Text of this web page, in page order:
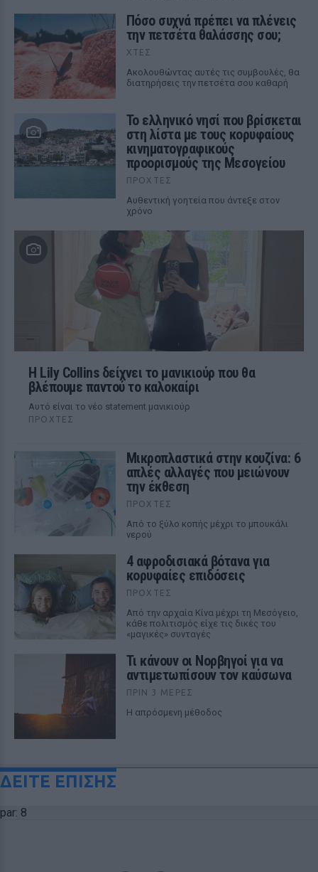
Πόσο συχνά πρέπει να πλένεις
την πετσέτα θαλάσσης σου;
ΧΤΕΣ
Ακολουθώντας αυτές τις συμβουλές, θα
διατηρήσεις την πετσέτα σου καθαρή
Το ελληνικό νησί που βρίσκεται
στη λίστα με τους κορυφαίους
κινηματογραφικούς
προορισμούς της Μεσογείου
ΠΡΟΧΤΈΣ
Αυθεντική γοητεία που άντεξε στον
χρόνο
Η Lily Collins δείχνει το μανικιούρ που θα
βλέπουμε παντού το καλοκαίρι
Αυτό είναι το νέο statement μανικιούρ
ΠΡΟΧΤΈΣ
Μικροπλαστικά στην κουζίνα: 6
απλές αλλαγές που μειώνουν
την έκθεση
ΠΡΟΧΤΈΣ
Από το ξύλο κοπής μέχρι το μπουκάλι
νερού
4 αφροδισιακά βότανα για
κορυφαίες επιδόσεις
ΠΡΟΧΤΈΣ
Από την αρχαία Κίνα μέχρι τη Μεσόγειο,
κάθε πολιτισμός είχε τις δικές του
«μαγικές» συνταγές
Τι κάνουν οι Νορβηγοί για να
αντιμετωπίσουν τον καύσωνα
ΠΡΙΝ 3 ΜΈΡΕΣ
Η απρόσμενη μέθοδος
ΔΕΙΤΕ ΕΠΙΣΗΣ
par: 8